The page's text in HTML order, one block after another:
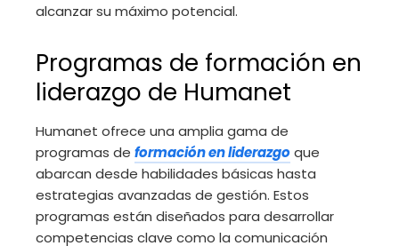
alcanzar su máximo potencial.
Programas de formación en
liderazgo de Humanet
Humanet ofrece una amplia gama de
programas de formación en liderazgoque
abarcan desde habilidades básicas hasta
estrategias avanzadas de gestión. Estos
programas están diseñados para desarrollar
competencias clave como la comunicación